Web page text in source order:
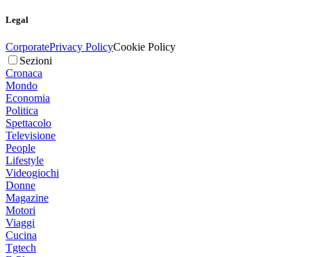
Legal
CorporatePrivacy PolicyCookie Policy
Sezioni
Cronaca
Mondo
Economia
Politica
Spettacolo
Televisione
People
Lifestyle
Videogiochi
Donne
Magazine
Motori
Viaggi
Cucina
Tgtech